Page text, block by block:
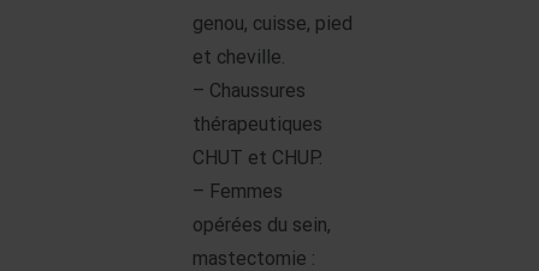
genou, cuisse, pied
et cheville.
– Chaussures
thérapeutiques
CHUT et CHUP.
– Femmes
opérées du sein,
mastectomie :